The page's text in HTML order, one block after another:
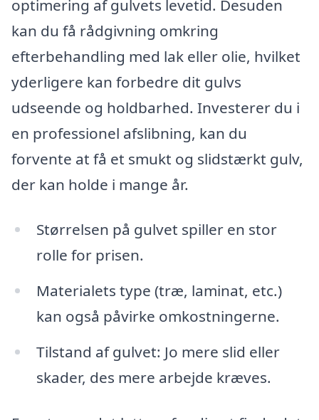
optimering af gulvets levetid. Desuden
kan du få rådgivning omkring
efterbehandling med lak eller olie, hvilket
yderligere kan forbedre dit gulvs
udseende og holdbarhed. Investerer du i
en professionel afslibning, kan du
forvente at få et smukt og slidstærkt gulv,
der kan holde i mange år.
Størrelsen på gulvet spiller en stor
rolle for prisen.
Materialets type (træ, laminat, etc.)
kan også påvirke omkostningerne.
Tilstand af gulvet: Jo mere slid eller
skader, des mere arbejde kræves.